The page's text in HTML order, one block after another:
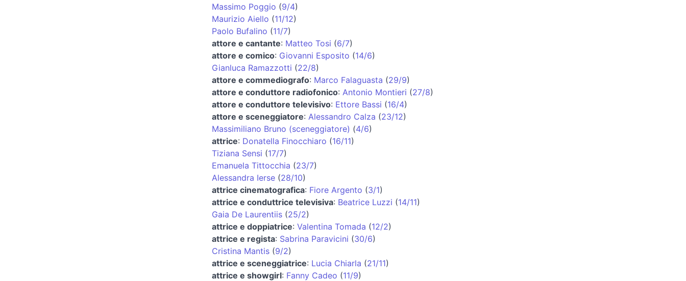
Massimo Poggio (9/4)
Maurizio Aiello (11/12)
Paolo Bufalino (11/7)
attore e cantante: Matteo Tosi (6/7)
attore e comico: Giovanni Esposito (14/6)
Gianluca Ramazzotti (22/8)
attore e commediografo: Marco Falaguasta (29/9)
attore e conduttore radiofonico: Antonio Montieri (27/8)
attore e conduttore televisivo: Ettore Bassi (16/4)
attore e sceneggiatore: Alessandro Calza (23/12)
Massimiliano Bruno (sceneggiatore) (4/6)
attrice: Donatella Finocchiaro (16/11)
Tiziana Sensi (17/7)
Emanuela Tittocchia (23/7)
Alessandra Ierse(28/10)
attrice cinematografica: Fiore Argento (3/1)
attrice e conduttrice televisiva: Beatrice Luzzi (14/11)
Gaia De Laurentiis(25/2)
attrice e doppiatrice: Valentina Tomada (12/2)
attrice e regista: Sabrina Paravicini (30/6)
Cristina Mantis(9/2)
attrice e sceneggiatrice: Lucia Chiarla (21/11)
attrice e showgirl: Fanny Cadeo (11/9)